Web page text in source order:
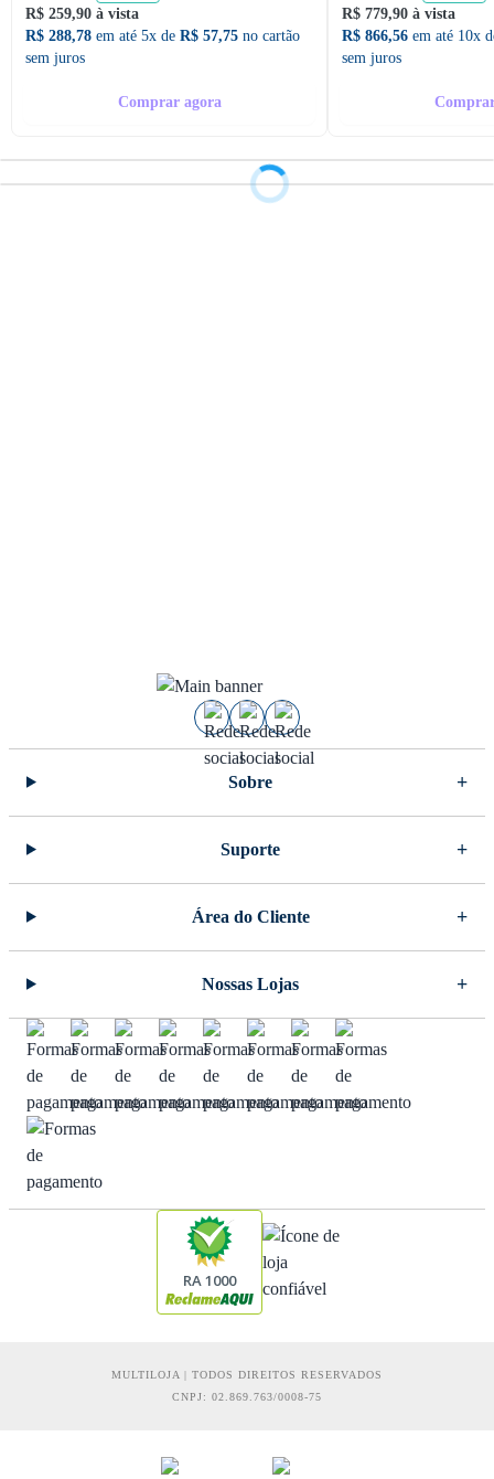
R$ 259,90 à vista
R$ 288,78 em até 5x de R$ 57,75 no cartão
sem juros
Comprar agora
R$ 779,90 à vista
R$ 866,56 em até 10x
sem juros
Sobre
Suporte
Área do Cliente
Nossas Lojas
RA 1000
MULTILOJA | TODOS DIREITOS RESERVADOS
CNPJ: 02.869.763/0008-75